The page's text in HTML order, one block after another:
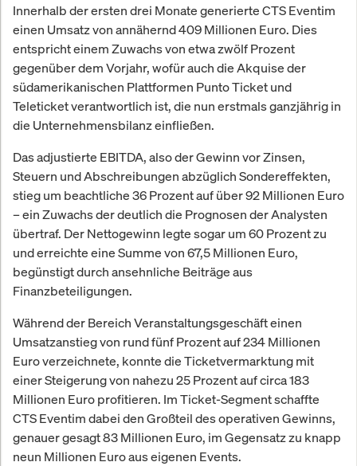
Innerhalb der ersten drei Monate generierte CTS Eventim
einen Umsatz von annähernd 409 Millionen Euro. Dies
entspricht einem Zuwachs von etwa zwölf Prozent
gegenüber dem Vorjahr, wofür auch die Akquise der
südamerikanischen Plattformen Punto Ticket und
Teleticket verantwortlich ist, die nun erstmals ganzjährig in
die Unternehmensbilanz einfließen.
Das adjustierte EBITDA, also der Gewinn vor Zinsen,
Steuern und Abschreibungen abzüglich Sondereffekten,
stieg um beachtliche 36 Prozent auf über 92 Millionen Euro
– ein Zuwachs der deutlich die Prognosen der Analysten
übertraf. Der Nettogewinn legte sogar um 60 Prozent zu
und erreichte eine Summe von 67,5 Millionen Euro,
begünstigt durch ansehnliche Beiträge aus
Finanzbeteiligungen.
Während der Bereich Veranstaltungsgeschäft einen
Umsatzanstieg von rund fünf Prozent auf 234 Millionen
Euro verzeichnete, konnte die Ticketvermarktung mit
einer Steigerung von nahezu 25 Prozent auf circa 183
Millionen Euro profitieren. Im Ticket-Segment schaffte
CTS Eventim dabei den Großteil des operativen Gewinns,
genauer gesagt 83 Millionen Euro, im Gegensatz zu knapp
neun Millionen Euro aus eigenen Events.